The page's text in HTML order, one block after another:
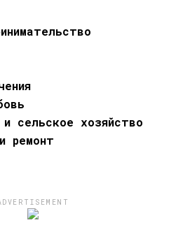
и сельское хозяйство
ремонт